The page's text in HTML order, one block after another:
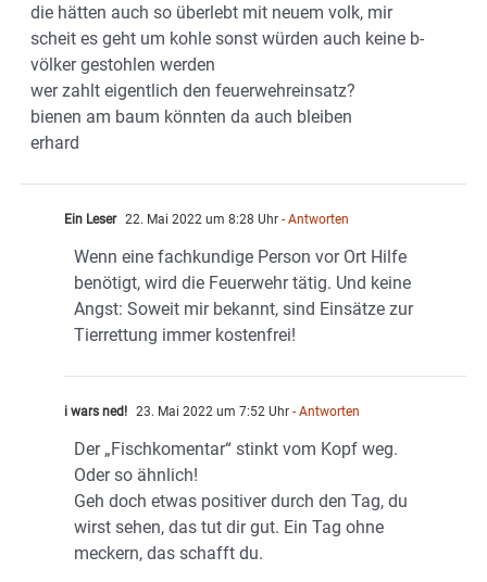
die hätten auch so überlebt mit neuem volk, mir
scheit es geht um kohle sonst würden auch keine b-
völker gestohlen werden
wer zahlt eigentlich den feuerwehreinsatz?
bienen am baum könnten da auch bleiben
erhard
Ein Leser 22. Mai 2022 um 8:28 Uhr - Antworten
Wenn eine fachkundige Person vor Ort Hilfe
benötigt, wird die Feuerwehr tätig. Und keine
Angst: Soweit mir bekannt, sind Einsätze zur
Tierrettung immer kostenfrei!
i wars ned! 23. Mai 2022 um 7:52 Uhr - Antworten
Der „Fischkomentar“ stinkt vom Kopf weg.
Oder so ähnlich!
Geh doch etwas positiver durch den Tag, du
wirst sehen, das tut dir gut. Ein Tag ohne
meckern, das schafft du.